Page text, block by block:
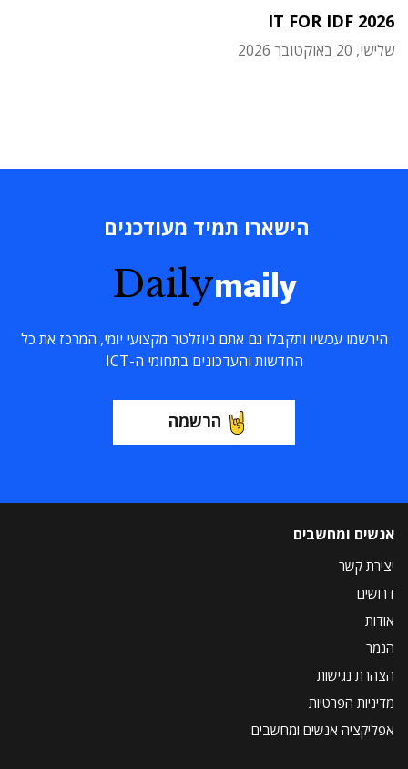
IT FOR IDF 2026
שלישי, 20 באוקטובר 2026
הישארו תמיד מעודכנים
Dailymaily
הירשמו עכשיו ותקבלו גם אתם ניוזלטר מקצועי יומי, המרכז את כל
החדשות והעדכונים בתחומי ה-ICT
הרשמה
אנשים ומחשבים
יצירת קשר
דרושים
אודות
הנמר
הצהרת נגישות
מדיניות הפרטיות
אפליקציה אנשים ומחשבים